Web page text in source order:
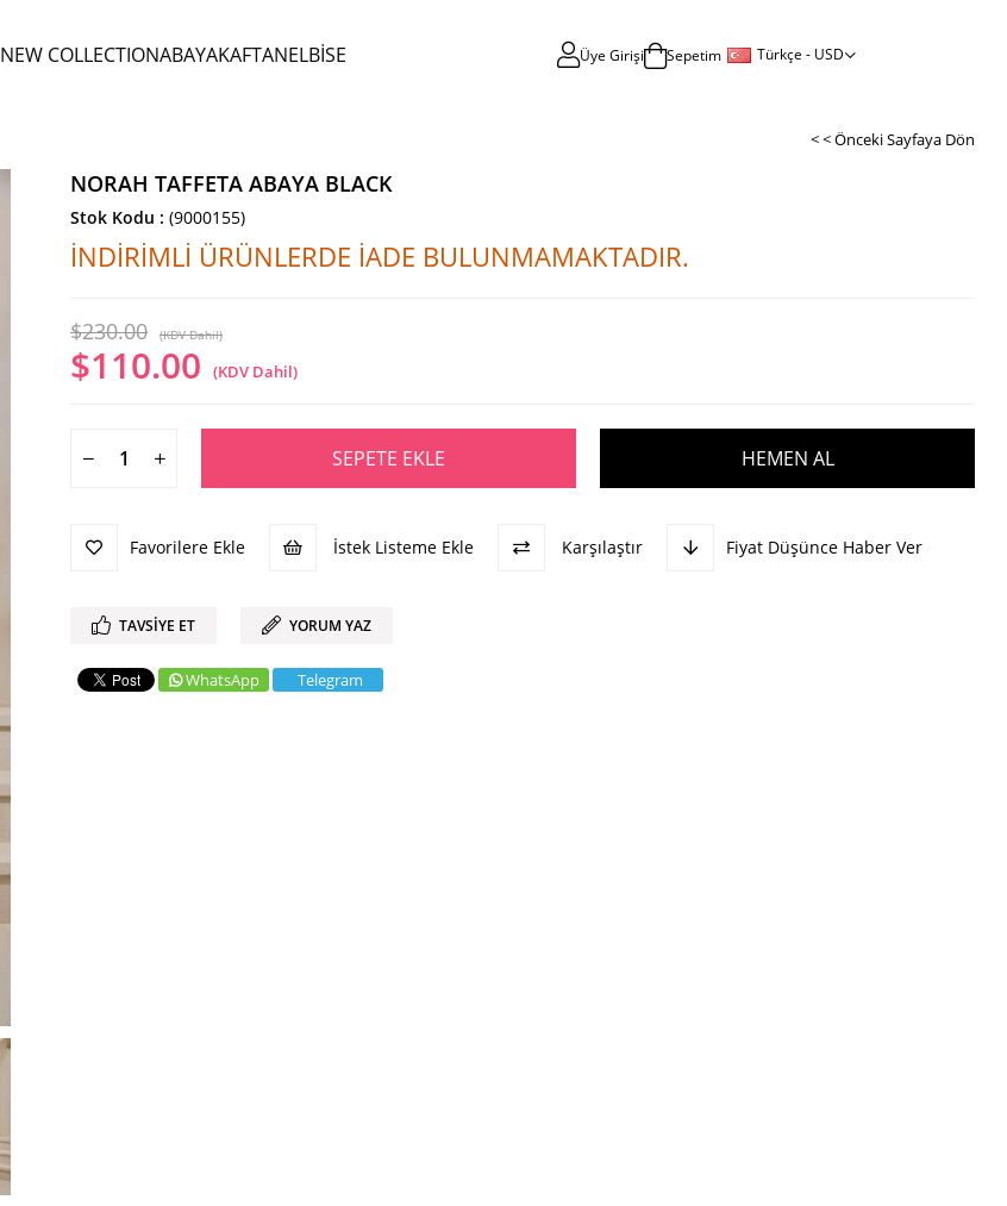
NEW COLLECTIONABAYAKAFTANELBİSE Üye Girişi Sepetim Türkçe - USD
< < Önceki Sayfaya Dön
NORAH TAFFETA ABAYA BLACK
Stok Kodu (9000155)
İNDİRİMLİ ÜRÜNLERDE İADE BULUNMAMAKTADIR.
$230.00 (KDV Dahil)
$110.00 (KDV Dahil)
Favorilere Ekle İstek Listeme Ekle Karşılaştır Fiyat Düşünce Haber Ver
TAVSIYE ET YORUM YAZ
WhatsApp Telegram